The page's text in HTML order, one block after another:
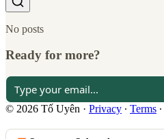
No posts
Ready for more?
© 2026 Tố Uyên · Privacy ∙ Terms ∙